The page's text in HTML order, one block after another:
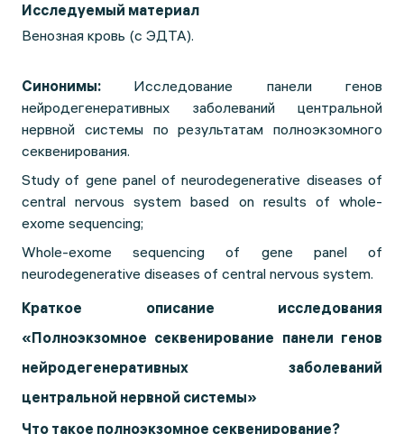
Исследуемый материал
Венозная кровь (с ЭДТА).
Синонимы: Исследование панели генов
нейродегенеративных заболеваний центральной
нервной системы по результатам полноэкзомного
секвенирования.
Study of gene panel of neurodegenerative diseases of
central nervous system based on results of whole-
exome sequencing;
Whole-exome sequencing of gene panel of
neurodegenerative diseases of central nervous system.
Краткое описание исследования
«Полноэкзомное секвенирование панели генов
нейродегенеративных заболеваний
центральной нервной системы»
Что такое полноэкзомное секвенирование?